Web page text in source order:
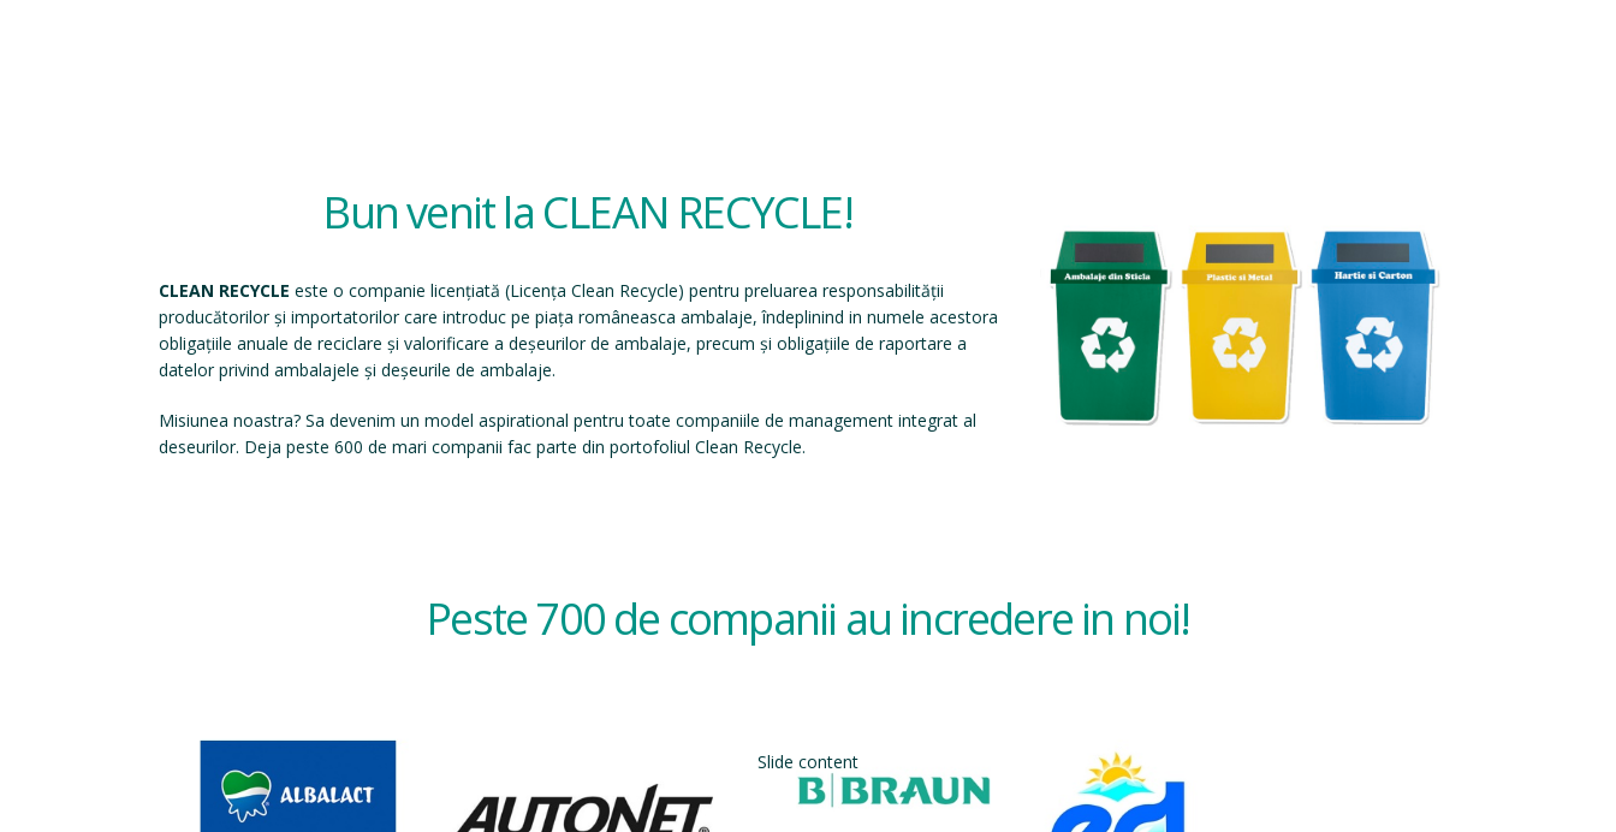
Bun venit la CLEAN RECYCLE!
CLEAN RECYCLE este o companie licențiată (Licența Clean Recycle) pentru preluarea responsabilității
producătorilor și importatorilor care introduc pe piața româneasca ambalaje, îndeplinind in numele acestora
obligațiile anuale de reciclare și valorificare a deșeurilor de ambalaje, precum și obligațiile de raportare a
datelor privind ambalajele și deșeurile de ambalaje.
Misiunea noastra? Sa devenim un model aspirational pentru toate companiile de management integrat al
deseurilor. Deja peste 600 de mari companii fac parte din portofoliul Clean Recycle.
Peste 700 de companii au incredere in noi!
Slide content